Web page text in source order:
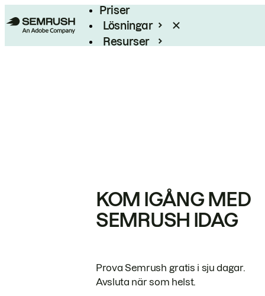
Priser
Lösningar
Resurser
KOM IGÅNG MED
SEMRUSH IDAG
Prova Semrush gratis i sju dagar.
Avsluta när som helst.